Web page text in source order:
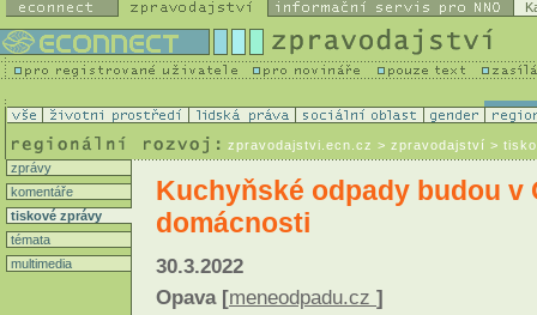
zpravodajstvi.ecn.cz > zpravodajství >
zprávy
komentáře
tiskové zprávy
témata
multimedia
Kuchyňské odpady budou v
domácnosti
30.3.2022
Opava [meneodpadu.cz ]